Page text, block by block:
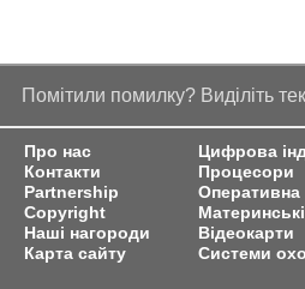
Помітили помилку? Виділіть
Про нас
Контакти
Partnership
Copyright
Наші нагороди
Карта сайту
Цифрова
Процесори
Оперативна
Відеокарти
Системи